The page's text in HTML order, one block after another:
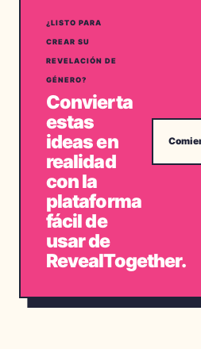
¿LISTO PARA
CREAR SU
REVELACIÓN DE
GÉNERO?
Convierta
estas
ideas en
realidad
con la
plataforma
fácil de
usar de
RevealTogether.